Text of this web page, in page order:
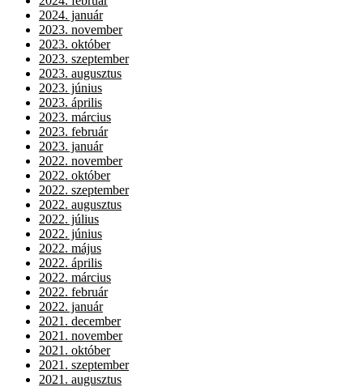
2024. január
2023. november
2023. október
2023. szeptember
2023. augusztus
2023. június
2023. április
2023. március
2023. február
2023. január
2022. november
2022. október
2022. szeptember
2022. augusztus
2022. július
2022. június
2022. május
2022. április
2022. március
2022. február
2022. január
2021. december
2021. november
2021. október
2021. szeptember
2021. augusztus